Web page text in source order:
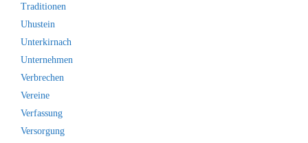
Traditionen
Uhustein
Unterkirnach
Unternehmen
Verbrechen
Vereine
Verfassung
Versorgung